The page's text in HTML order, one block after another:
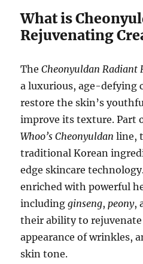
What is
Rejuvenating
TheCheonyuldan Radiant
a luxurious, age-defying
restore the skin’s
improve its texture. Part
Whoo’s Cheonyuldan line,
traditional Korean
edge skincare
enriched with powerful
includingginseng, peony,
their ability to
appearance of wrinkles,
skin tone.